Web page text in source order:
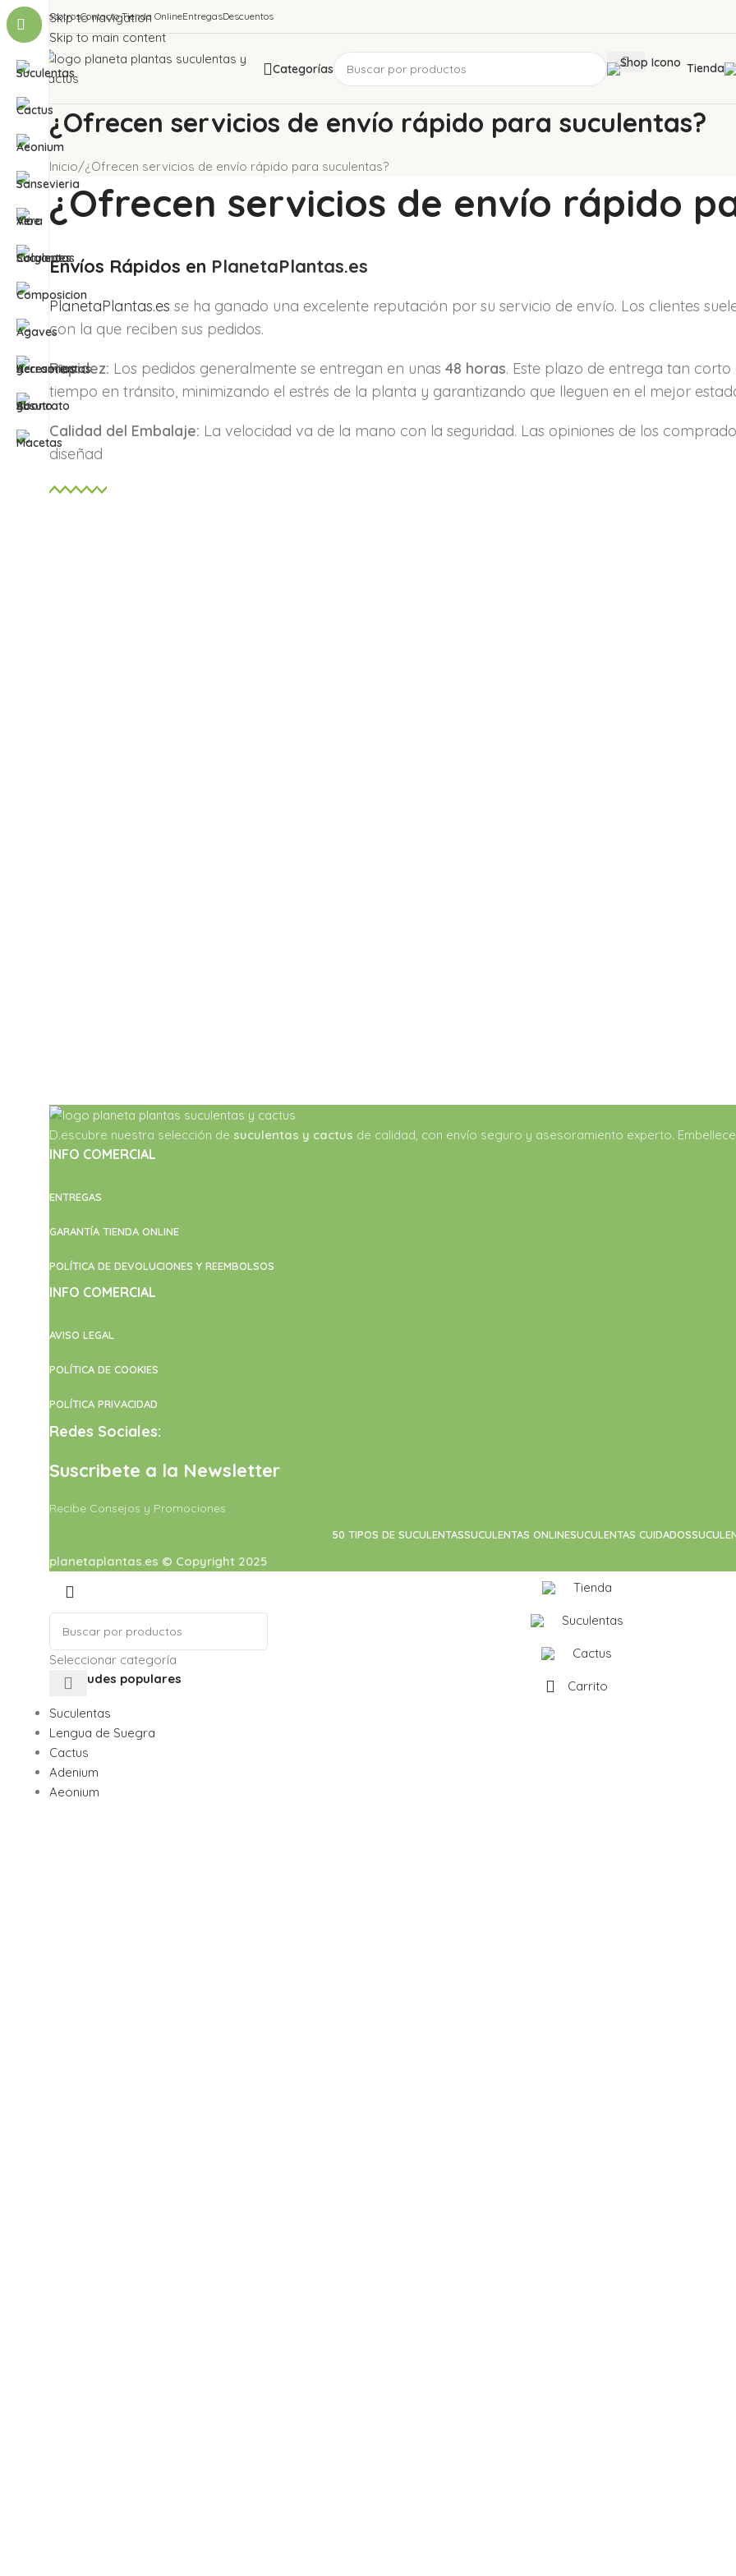
Skip to navigation
Skip to main content
NosotrosContacto Tienda OnlineEntregasDescuentos
Categorías Tienda
¿Ofrecen servicios de envío rápido para suculentas?
Inicio ¿Ofrecen servicios de envío rápido para suculentas?
¿Ofrecen servicios de envío rápido
Envíos Rápidos en PlanetaPlantas.es
PlanetaPlantas.es se ha ganado una excelente reputación por su servicio de envío. Los clientes
con la que reciben sus pedidos.
Rapidez: Los pedidos generalmente se entregan en unas 48 horas. Este plazo de entrega tan
tiempo en tránsito, minimizando el estrés de la planta y garantizando que lleguen en el mejor
Calidad del Embalaje: La velocidad va de la mano con la seguridad. Las opiniones de los
diseñad
D.escubre nuestra selección de suculentas y cactus de calidad, con envío seguro y asesoramiento experto.
INFO COMERCIAL
ENTREGAS
GARANTÍA TIENDA ONLINE
POLÍTICA DE DEVOLUCIONES Y REEMBOLSOS
INFO COMERCIAL
AVISO LEGAL
POLÍTICA DE COOKIES
POLÍTICA PRIVACIDAD
Redes Sociales:
Suscribete a la Newsletter
Recibe Consejos y Promociones
50 TIPOS DE SUCULENTASSUCULENTAS ONLINESUCULENTAS CUIDADOS
planetaplantas.es © Copyright 2025
Seleccionar categoría
Solicitudes populares
Suculentas
Lengua de Suegra
Cactus
Adenium
Aeonium
Tienda
Suculentas
Cactus
Carrito